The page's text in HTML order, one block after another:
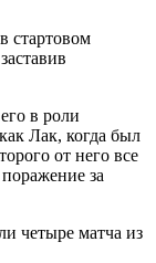
стартовом
в роли
Лак, когда был
от него все
за
четыре матча из